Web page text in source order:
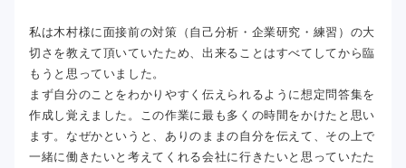
私は木村様に面接前の対策（自己分析・企業研究・練習）の大
切さを教えて頂いていたため、出来ることはすべてしてから臨
もうと思っていました。
まず自分のことをわかりやすく伝えられるように想定問答集を
作成し覚えました。この作業に最も多くの時間をかけたと思い
ます。なぜかというと、ありのままの自分を伝えて、その上で
一緒に働きたいと考えてくれる会社に行きたいと思っていたた